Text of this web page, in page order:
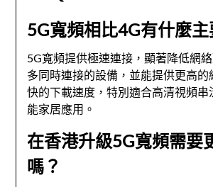
5G寬頻相比4G有什麼主
5G寬頻提供極速連接，顯著降低網
多同時連接的設備，並能提供更高的
快的下載速度，特別適合高清視頻串
能家居應用。
在香港升級5G寬頻需要
嗎？